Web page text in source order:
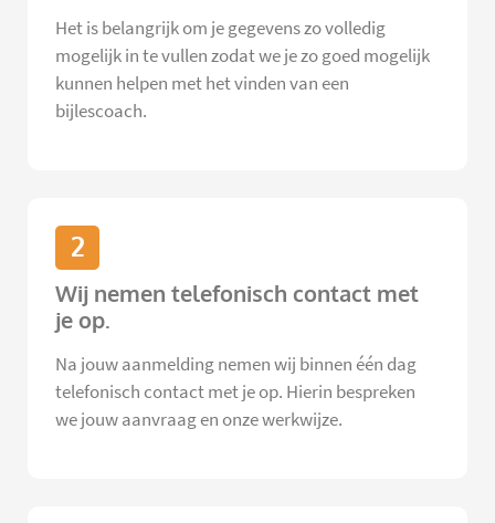
Het is belangrijk om je gegevens zo volledig
mogelijk in te vullen zodat we je zo goed mogelijk
kunnen helpen met het vinden van een
bijlescoach.
2
Wij nemen telefonisch contact met
je op.
Na jouw aanmelding nemen wij binnen één dag
telefonisch contact met je op. Hierin bespreken
we jouw aanvraag en onze werkwijze.